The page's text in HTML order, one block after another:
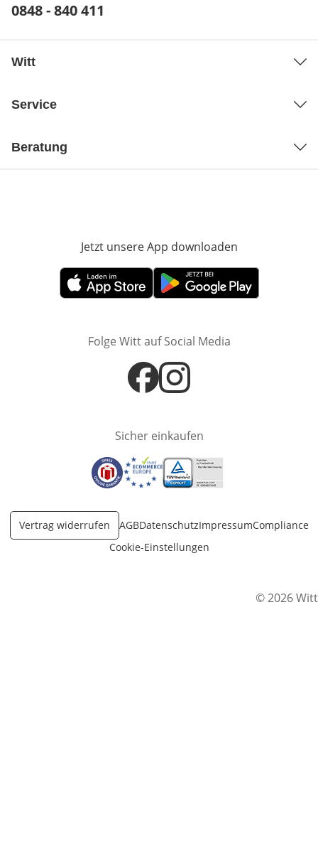
Telefonnummer:
0848 - 840 411
Witt
Service
Beratung
Jetzt unsere App downloaden
Öffnet in neuem FensterÖffnet in neuem Fenster
Folge Witt auf Social Media
Öffnet in neuem Fenster
Öffnet in neuem Fenster
Sicher einkaufen
Öffnet in neuem Fenster
Öffnet in neuem Fenster
Öffnet in neuem Fenster
Vertrag widerrufen AGBDatenschutzImpressumCompliance
Cookie-Einstellungen
© 2026 Witt